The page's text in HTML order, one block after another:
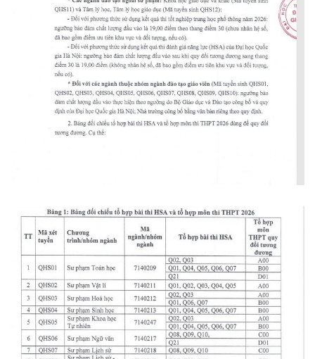
Thế giới
Quan sát
Cuộc sống đó đây
Hồ sơ
Multimedia
Video
Ảnh
E-Magazine